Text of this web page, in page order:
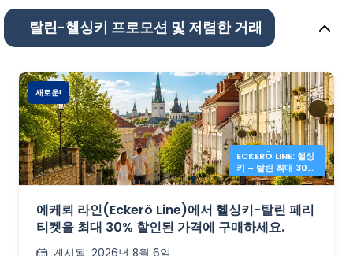
탈린-헬싱키 프로모션 및 저렴한 거래
새로운!
ECKERÖ LINE: 헬싱
키 – 탈린 최대 30%
할인
에케뢰 라인(Eckerö Line)에서 헬싱키-탈린 페리
티켓을 최대 30% 할인된 가격에 구매하세요.